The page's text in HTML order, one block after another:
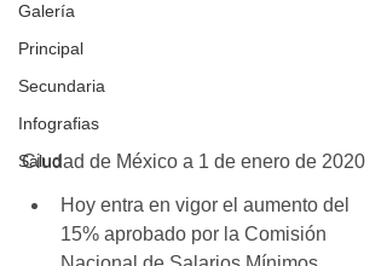
Galería
Principal
Secundaria
Infografias
Salud
Ciudad de México a 1 de enero de 2020
Hoy entra en vigor el aumento del
15% aprobado por la Comisión